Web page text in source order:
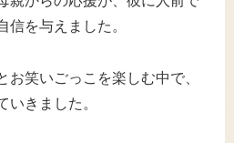
信を与えました。
お笑いごっこを楽しむ中で、
いきました。